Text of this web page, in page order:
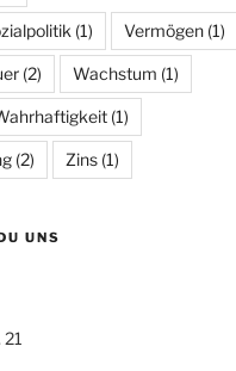
(1) Vermögen (1)
(2) Wachstum (1)
(1)
(2) Zins (1)
UNS